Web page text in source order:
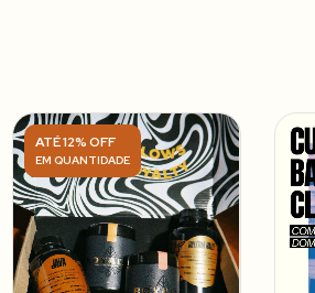
ATÉ 12% OFF
EM QUANTIDADE